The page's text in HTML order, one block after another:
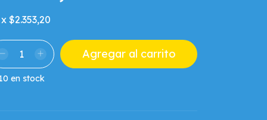
x $2.353,20
en stock